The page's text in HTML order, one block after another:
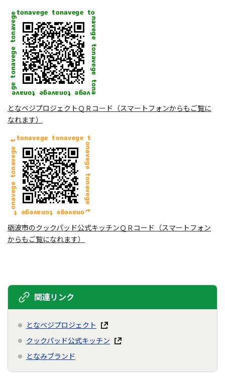
となベジプロジェクトＱＲコード（スマートフォンからもご覧に
なれます）
砺波市のクックパッド公式キッチンＱＲコード（スマートフォン
からもご覧になれます）
関連リンク
となベジプロジェクト
クックパッド公式キッチン
となみブランド